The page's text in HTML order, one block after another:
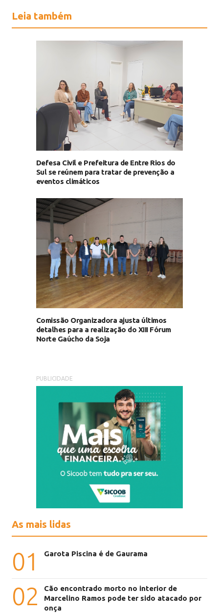
Leia também
Defesa Civil e Prefeitura de Entre Rios do
Sul se reúnem para tratar de prevenção a
eventos climáticos
Comissão Organizadora ajusta últimos
detalhes para a realização do XIII Fórum
Norte Gaúcho da Soja
PUBLICIDADE
As mais lidas
01 Garota Piscina é de Gaurama
02
Cão encontrado morto no interior de
Marcelino Ramos pode ter sido atacado por
onça